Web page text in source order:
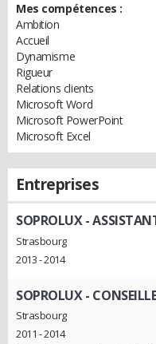
Mes compétences :
Ambition
Accueil
Dynamisme
Rigueur
Relations clients
Microsoft Word
Microsoft PowerPoint
Microsoft Excel
Entreprises
SOPROLUX-
Strasbourg
2013 - 2014
SOPROLUX-
Strasbourg
2011 - 2014